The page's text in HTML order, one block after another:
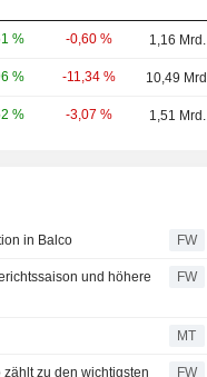
% -0,60 % 1,16 Mrd.
% -11,34 % 10,49 Mrd.
% -3,07 % 1,51 Mrd.
in Balco FW
und höhere
FW
MT
zu den wichtigsten
FW